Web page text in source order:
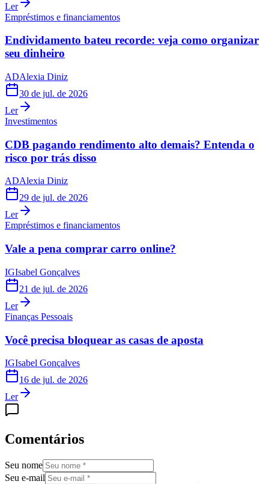
Ler
Empréstimos e financiamentos
Endividamento bateu recorde: veja como organizar
seu dinheiro
ADAlexia Diniz
30 de jul. de 2026
Ler
Investimentos
CDB pagando rendimento alto demais? Entenda o
risco por trás disso
ADAlexia Diniz
29 de jul. de 2026
Ler
Empréstimos e financiamentos
Vale a pena comprar carro online?
IGIsabel Gonçalves
21 de jul. de 2026
Ler
Finanças Pessoais
Você precisa bloquear as casas de aposta
IGIsabel Gonçalves
16 de jul. de 2026
Ler
Comentários
Seu nome
Seu e-mail